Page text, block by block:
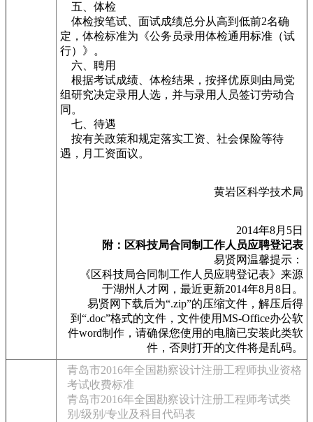
五、体检
体检按笔试、面试成绩总分从高到低前2名确
定，体检标准为《公务员录用体检通用标准（试
行）》。
六、聘用
根据考试成绩、体检结果，按择优原则由局党
组研究决定录用人选，并与录用人员签订劳动合
同。
七、待遇
按有关政策和规定落实工资、社会保险等待
遇，月工资面议。
黄岩区科学技术局
2014年8月5日
附： 区科技局合同制工作人员应聘登记表
易贤网温馨提示：
《区科技局合同制工作人员应聘登记表》来源
于湖州人才网，最近更新2014年8月8日。
易贤网下载后为“.zip”的压缩文件，解压后得
到“.doc”格式的文件，文件使用MS-Office办公软
件word制作，请确保您使用的电脑已安装此类软
件，否则打开的文件将是乱码。
青岛市2016年全国勘察设计注册工程师执业资格
考试收费标准
青岛市2016年全国勘察设计注册工程师考试类
别/级别/专业及科目代码表